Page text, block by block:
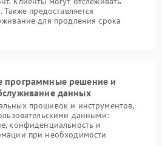
предоставляется
для продления срока
программные решение и
данных
прошивок и инструментов,
данными:
конфиденциальность и
при необходимости